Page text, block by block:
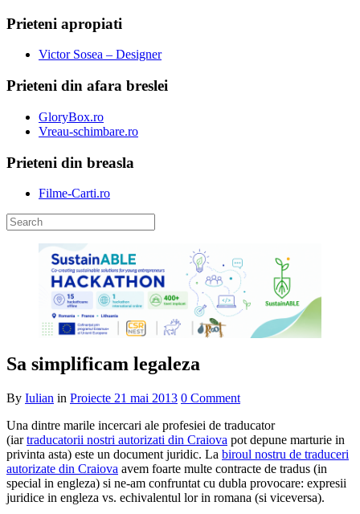
Prieteni apropiati
Victor Sosea – Designer
Prieteni din afara breslei
GloryBox.ro
Vreau-schimbare.ro
Prieteni din breasla
Filme-Carti.ro
Sa simplificam legaleza
By Iulian in Proiecte 21 mai 2013 0 Comment
Una dintre marile incercari ale profesiei de traducator
(iartraducatorii nostri autorizati din Craiova pot depune marturie in
privinta asta) este un document juridic. La biroul nostru de traduceri
autorizate din Craiova avem foarte multe contracte de tradus (in
special in engleza) si ne-am confruntat cu dubla provocare: expresii
juridice in engleza vs. echivalentul lor in romana (si viceversa).